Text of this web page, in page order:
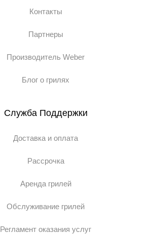
Контакты
Партнеры
Производитель Weber
Блог о грилях
Служба Поддержки
Доставка и оплата
Рассрочка
Аренда грилей
Обслуживание грилей
Регламент оказания услуг